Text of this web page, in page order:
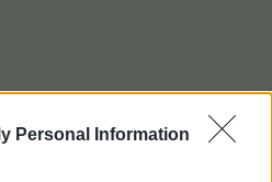
Personal Information